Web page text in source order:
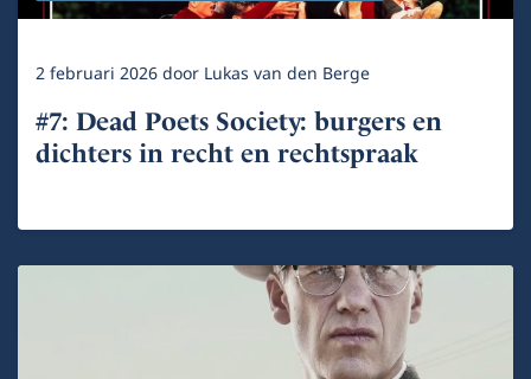
2 februari 2026door Lukas van den Berge
#7: Dead Poets Society: burgers en
dichters in recht en rechtspraak